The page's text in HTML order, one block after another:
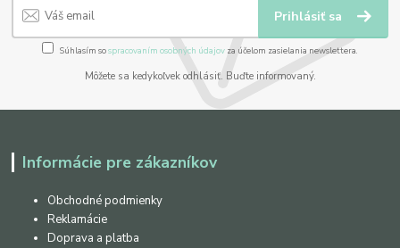
Prihlásiť sa
Súhlasím sospracovaním osobných údajov za účelom zasielania newslettera.
Môžete sa kedykoľvek odhlásiť. Buďte informovaný.
Informácie pre zákazníkov
Obchodné podmienky
Reklamácie
Doprava a platba